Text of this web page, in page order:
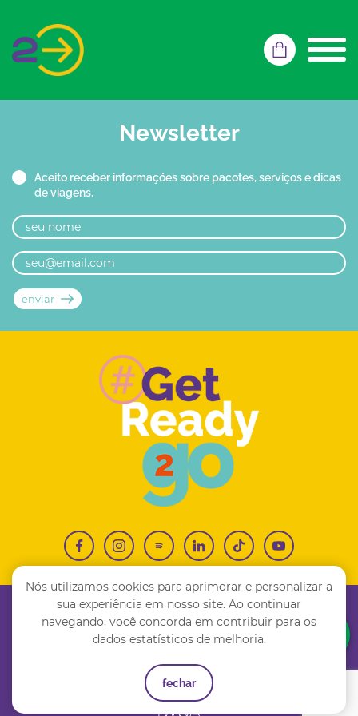
Newsletter
Aceito receber informações sobre pacotes, serviços e dicas
de viagens.
(11) 4810-6669 contato@2goedu.com
Copyright © 2026 | 2GO Education Co. Intercâmbio LTDA. |CNPJ:
CEP:01419-002 - São Paulo, SP
Nós utilizamos cookies para aprimorar e personalizar a
sua experiência em nosso site. Ao continuar
navegando, você concorda em contribuir para os
dados estatísticos de melhoria.
fechar